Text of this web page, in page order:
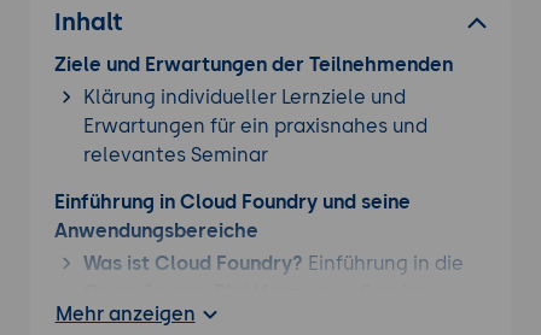
Inhalt
Ziele und Erwartungen der Teilnehmenden
Klärung individueller Lernziele und
Erwartungen für ein praxisnahes und
relevantes Seminar
Einführung in Cloud Foundry und seine
Anwendungsbereiche
Was ist Cloud Foundry? Einführung in die
(PaaS) und ihre Hauptmerkmale,
Mehr anzeigen